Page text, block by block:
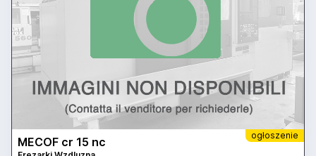
ogłoszenie
MECOF cr 15 nc